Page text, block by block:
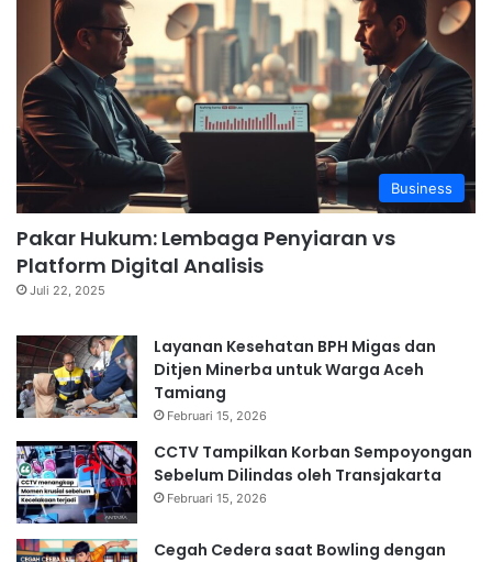
Business
Pakar Hukum: Lembaga Penyiaran vs
Platform Digital Analisis
Juli 22, 2025
Layanan Kesehatan BPH Migas dan
Ditjen Minerba untuk Warga Aceh
Tamiang
Februari 15, 2026
CCTV Tampilkan Korban Sempoyongan
Sebelum Dilindas oleh Transjakarta
Februari 15, 2026
Cegah Cedera saat Bowling dengan